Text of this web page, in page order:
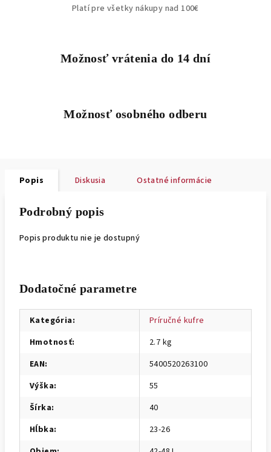
Platí pre všetky nákupy nad 100€
Možnosť vrátenia do 14 dní
Možnosť osobného odberu
Popis Diskusia Ostatné informácie
Podrobný popis
Popis produktu nie je dostupný
Dodatočné parametre
Kategória:
Príručné kufre
Hmotnosť:
2.7 kg
EAN:
5400520263100
Výška:
55
Šírka:
40
Hĺbka:
23-26